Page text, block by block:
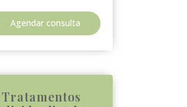
Agendar consulta
Tratamentos